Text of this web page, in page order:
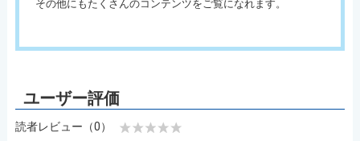
その他にもたくさんのコンテンツをご覧になれます。
読者レビュー（0）